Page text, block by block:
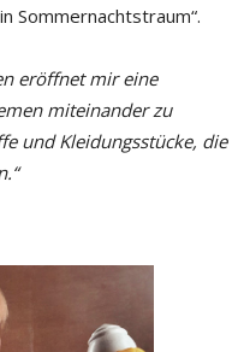
Sommernachtstraum“.
eröffnet mir eine
miteinander zu
und Kleidungsstücke, die